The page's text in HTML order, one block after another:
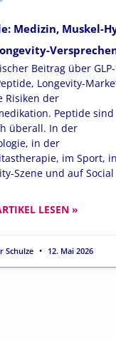
Medizin, Muskel-
Beitrag über
Longevity-
Risiken der
Peptide sind
überall. In der
in der
im Sport,
Szene und auf Social
LESEN »
Schulze 12. Mai 2026